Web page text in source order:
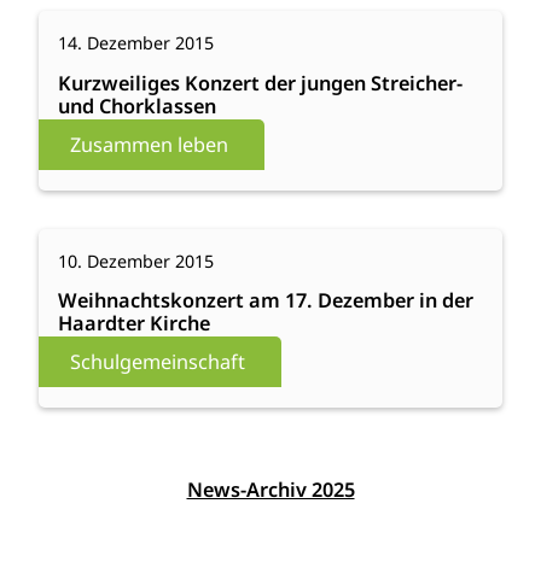
Q2
Zusammen leben
14. Dezember 2015
Kurzweiliges Konzert der jungen Streicher-
und Chorklassen
Kurzweiliges
Konzert
der
jungen
Streicher-
und
Schulgemeinschaft
10. Dezember 2015
Weihnachtskonzert am 17. Dezember in der
Haardter Kirche
Weihnachtskonzert
am
17.
Dezember
in
der
News-Archiv 2025